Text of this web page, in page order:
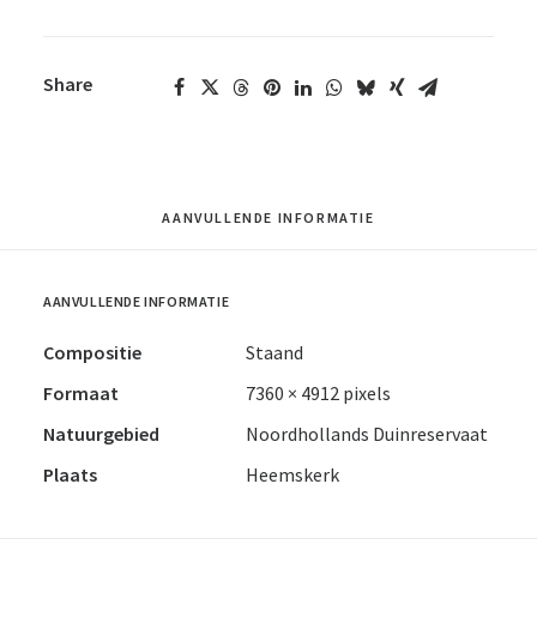
Share
AANVULLENDE INFORMATIE
AANVULLENDE INFORMATIE
Compositie
Staand
Formaat
7360 × 4912 pixels
Natuurgebied
Noordhollands Duinreservaat
Plaats
Heemskerk